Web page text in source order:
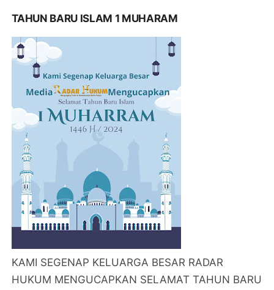
TAHUN BARU ISLAM 1 MUHARAM
KAMI SEGENAP KELUARGA BESAR RADAR
HUKUM MENGUCAPKAN SELAMAT TAHUN BARU